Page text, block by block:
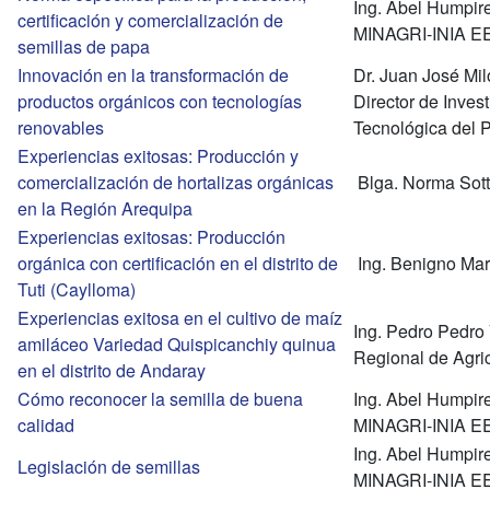
certificación y comercialización de
semillas de papa
Ing. Abel
MINAGRI-INIA
Innovación en la transformación de
productos orgánicos con tecnologías
renovables
Dr. Juan José
Director de
Tecnológica del
Experiencias exitosas: Producción y
comercialización de hortalizas orgánicas
en la Región Arequipa
Blga. Norma
Experiencias exitosas: Producción
orgánica con certificación en el distrito de
Tuti (Caylloma)
Ing. Benigno
Experiencias exitosa en el cultivo de maíz
amiláceo Variedad Quispicanchiy quinua
en el distrito de Andaray
Ing. Pedro
Regional de
Cómo reconocer la semilla de buena
calidad
Ing. Abel
MINAGRI-INIA
Legislación de semillas
Ing. Abel
MINAGRI-INIA